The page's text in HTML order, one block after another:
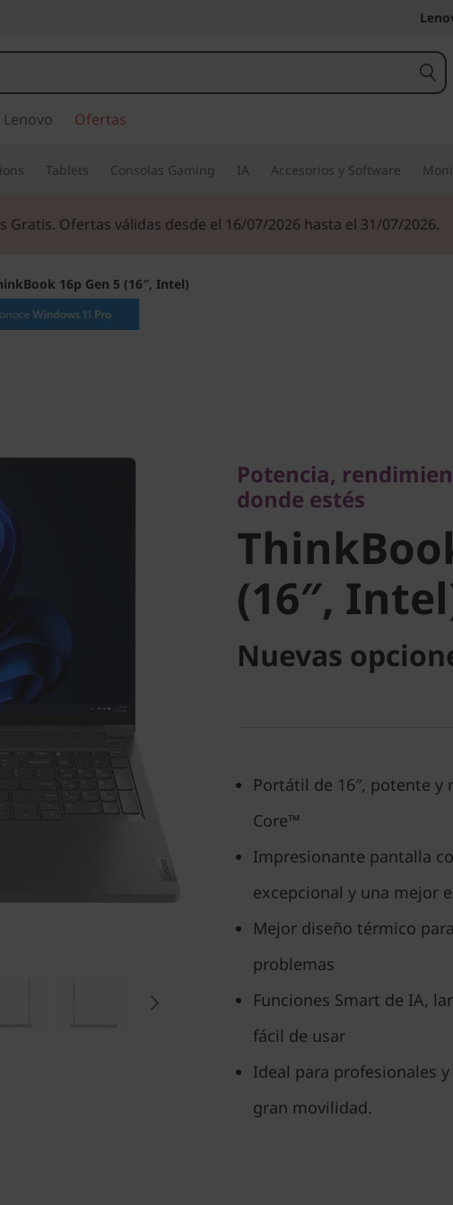
Ofertas
Tablets Consolas Gaming IA Accesorios y Software
Gratis. Ofertas válidas desde el 16/07/2026 hasta el 31/07/2026.
16p Gen 5 (16″, Intel)
ThinkBook
5 (16″,
Potencia,
donde estés
(16″,
Nuevas
Portátil de 16″, potente
Core™
Impresionante pantalla
excepcional y una mejor
Mejor diseño térmico
problemas
Funciones Smart de IA,
fácil de usar
Ideal para profesionales
gran movilidad.